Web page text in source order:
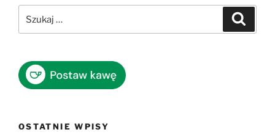
OSTATNIE WPISY